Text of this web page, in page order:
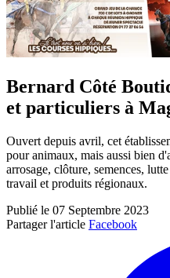
Bernard Côté
et particuliers à
Ouvert depuis avril, cet
pour animaux, mais aussi bien
arrosage, clôture, semences,
travail et produits régionaux.
Publié le 07 Septembre 2023
Partager l'article Facebook